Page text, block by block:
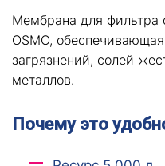
Мембрана для фильтра
OSMO,
загрязнений, солей
металлов.
Почему это